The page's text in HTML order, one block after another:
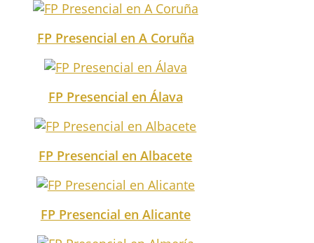
FP Presencial en A Coruña
FP Presencial en Álava
FP Presencial en Albacete
FP Presencial en Alicante